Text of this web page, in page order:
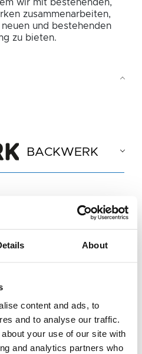
About
content and ads, to
and to analyse our traffic.
your use of our site with
and analytics partners who
wir mit bestehenden,
zusammenarbeiten,
und bestehenden
zu bieten.
BACKWERK